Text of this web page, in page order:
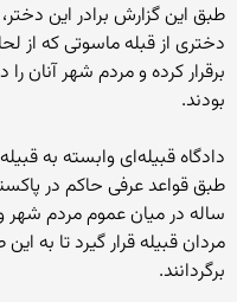
دختری از قبله ماسوتی که از
برقرار کرده و مردم شهر آنان
بودند.
دادگاه قبیله‌ای وابسته به
ساله در میان عموم مردم شهر
مردان قبیله قرار گیرد تا به
برگردانند.